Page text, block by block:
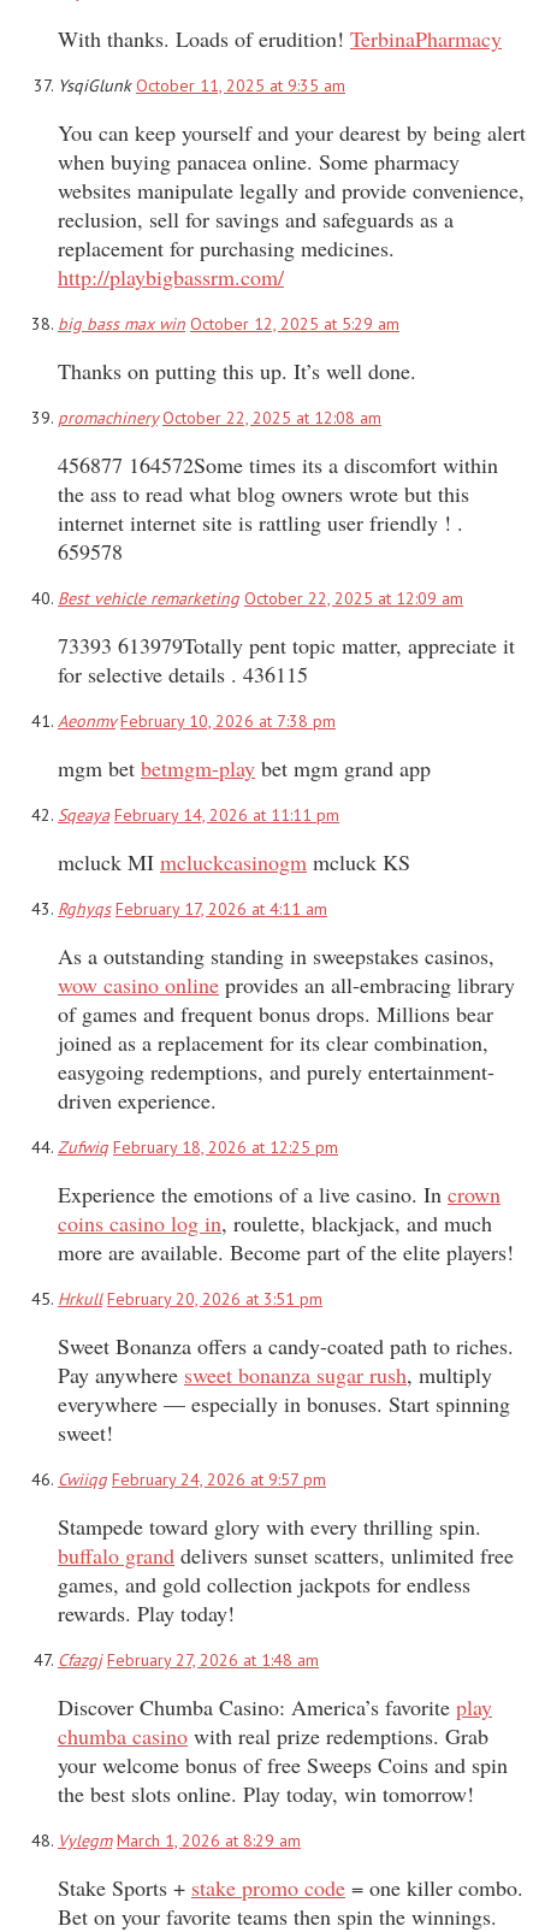
With thanks. Loads of erudition! TerbinaPharmacy
YsqiGlunkOctober 11, 2025 at 9:35 am
You can keep yourself and your dearest by being alert
when buying panacea online. Some pharmacy
websites manipulate legally and provide convenience,
reclusion, sell for savings and safeguards as a
replacement for purchasing medicines.
http://playbigbassrm.com/
big bass max win October 12, 2025 at 5:29 am
Thanks on putting this up. It’s well done.
promachinery October 22, 2025 at 12:08 am
456877 164572Some times its a discomfort within
the ass to read what blog owners wrote but this
internet internet site is rattling user friendly ! .
659578
Best vehicle remarketing October 22, 2025 at 12:09 am
73393 613979Totally pent topic matter, appreciate it
for selective details . 436115
Aeonmv February 10, 2026 at 7:38 pm
mgm bet betmgm-play bet mgm grand app
Sqeaya February 14, 2026 at 11:11 pm
mcluck MI mcluckcasinogm mcluck KS
Rghyqs February 17, 2026 at 4:11 am
As a outstanding standing in sweepstakes casinos,
wow casino online provides an all-embracing library
of games and frequent bonus drops. Millions bear
joined as a replacement for its clear combination,
easygoing redemptions, and purely entertainment-
driven experience.
Zufwiq February 18, 2026 at 12:25 pm
Experience the emotions of a live casino. In crown
coins casino log in, roulette, blackjack, and much
more are available. Become part of the elite players!
Hrkull February 20, 2026 at 3:51 pm
Sweet Bonanza offers a candy-coated path to riches.
Pay anywhere sweet bonanza sugar rush, multiply
everywhere — especially in bonuses. Start spinning
sweet!
Cwiiqg February 24, 2026 at 9:57 pm
Stampede toward glory with every thrilling spin.
buffalo grand delivers sunset scatters, unlimited free
games, and gold collection jackpots for endless
rewards. Play today!
Cfazgj February 27, 2026 at 1:48 am
Discover Chumba Casino: America’s favorite play
chumba casino with real prize redemptions. Grab
your welcome bonus of free Sweeps Coins and spin
the best slots online. Play today, win tomorrow!
Vylegm March 1, 2026 at 8:29 am
Stake Sports + stake promo code = one killer combo.
Bet on your favorite teams then spin the winnings.